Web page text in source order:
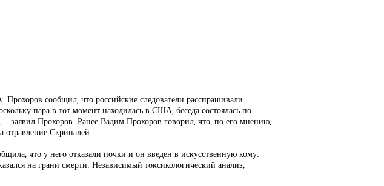
сообщил, что российские следователи расспрашивали
пара в тот момент находилась в США, беседа состоялась по
заявил Прохоров. Ранее Вадим Прохоров говорил, что, по его мнению,
отравление Скрипалей.
что у него отказали почки и он введен в искусственную кому.
на грани смерти. Независимый токсикологический анализ,